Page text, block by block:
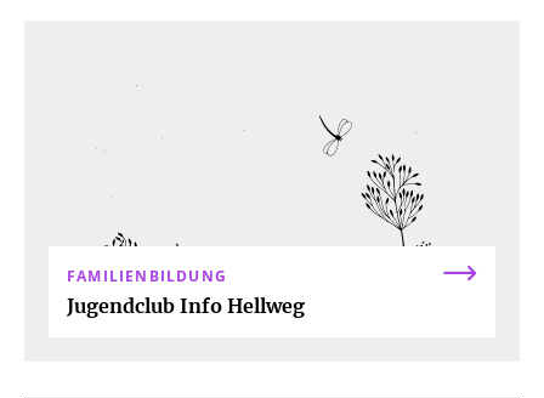
WOHNEN
FAMILIENBILDUNG
Jugendclub Info Hellweg